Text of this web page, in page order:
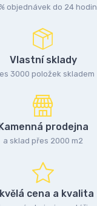
objednávek do 24 hodin
Vlastní sklady
3000 položek skladem
prodejna
a sklad přes 2000 m2
cena a kvalita